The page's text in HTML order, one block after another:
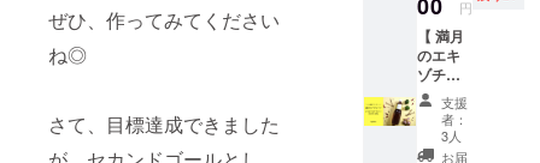
ぜひ、作ってみてください
ね◎
さて、目標達成できました
間前ま
でに
メール
にてお
知らせ
致しま
す。 ※
通常の
さしい
味わい
のクラ
フト
コーラ
は、集
中力を
高めた
使っ
た、エ
キゾ
チック
な味わ
いのジ
ンジャ
エール
る会津
のオタ
ネニン
ジンと
ガラナ
を加え
た、や
さしい
円
【 満月
のエキ
ゾチッ
クジン
ジャー
シロッ
プ徳用
支援
者：
3人
お届